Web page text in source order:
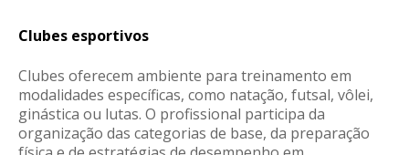
Clubes esportivos
Clubes oferecem ambiente para treinamento em
modalidades específicas, como natação, futsal, vôlei,
ginástica ou lutas. O profissional participa da
organização das categorias de base, da preparação